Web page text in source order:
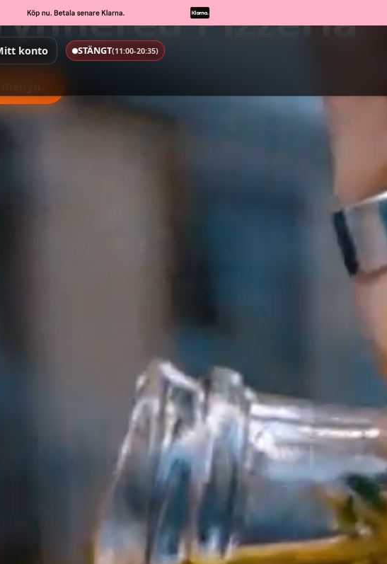
konto STÄNGT(11:00-20:35) Pizzeria